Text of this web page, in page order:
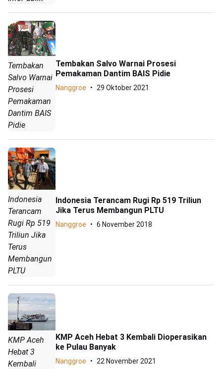
Tembakan
Salvo Warnai
Prosesi
Pemakaman
Dantim BAIS
Pidie
Tembakan Salvo Warnai Prosesi
Pemakaman Dantim BAIS Pidie
Nanggroe 29 Oktober 2021
Indonesia
Terancam
Rugi Rp 519
Triliun Jika
Terus
Membangun
PLTU
Indonesia Terancam Rugi Rp 519 Triliun
Jika Terus Membangun PLTU
Nanggroe 6 November 2018
KMP Aceh
Hebat 3
Kembali
KMP Aceh Hebat 3 Kembali Dioperasikan
ke Pulau Banyak
Nanggroe 22 November 2021